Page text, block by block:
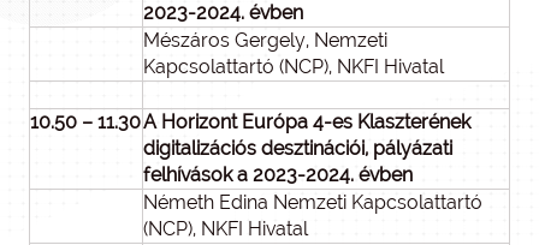
2023-2024. évben
Mészáros Gergely, Nemzeti
Kapcsolattartó (NCP), NKFI Hivatal
10.50 – 11.30A Horizont Európa 4-es Klaszterének
digitalizációs desztinációi, pályázati
felhívások a 2023-2024. évben
Németh Edina Nemzeti Kapcsolattartó
(NCP), NKFI Hivatal